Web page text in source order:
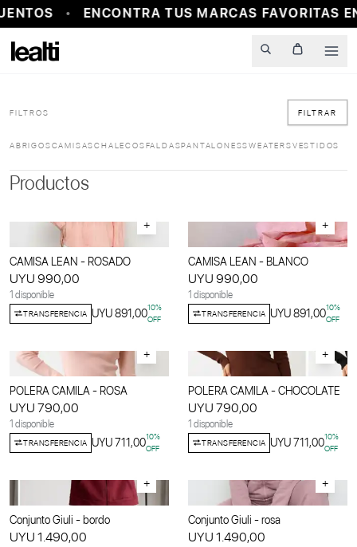
ENCONTRA TUS MARCAS FAVORITAS
FILTROS FILTRAR
ABRIGOSCAMISASCHALECOSFALDASPANTALONESSWEATERSVESTIDOS
Productos
+
CAMISA LEAN - ROSADO
UYU 990,00
1 disponible
TRANSFERENCIA UYU 891,0010%
OFF
+
CAMISA LEAN - BLANCO
UYU 990,00
1 disponible
TRANSFERENCIA UYU 891,0010%
OFF
+
POLERA CAMILA - ROSA
UYU 790,00
1 disponible
TRANSFERENCIA UYU 711,0010%
OFF
+
POLERA CAMILA - CHOCOLATE
UYU 790,00
1 disponible
TRANSFERENCIA UYU 711,0010%
OFF
+
Conjunto Giuli - bordo
UYU 1.490,00
+
Conjunto Giuli - rosa
UYU 1.490,00